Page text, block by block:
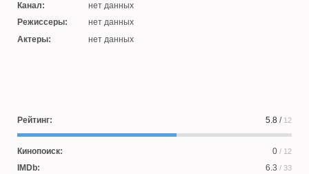
Канал:
нет данных
Режиссеры:
нет данных
Актеры:
нет данных
Рейтинг: 5.8 / 12
Кинопоиск: 0 / 12
IMDb: 6.3 / 33